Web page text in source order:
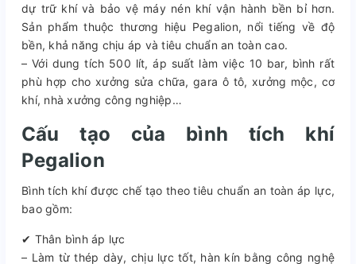
dự trữ khí và bảo vệ máy nén khí vận hành bền bỉ hơn.
Sản phẩm thuộc thương hiệu Pegalion, nổi tiếng về độ
bền, khả năng chịu áp và tiêu chuẩn an toàn cao.
– Với dung tích 500 lít, áp suất làm việc 10 bar, bình rất
phù hợp cho xưởng sửa chữa, gara ô tô, xưởng mộc, cơ
khí, nhà xưởng công nghiệp…
Cấu tạo của bình tích khí
Pegalion
Bình tích khí được chế tạo theo tiêu chuẩn an toàn áp lực,
bao gồm:
✔ Thân bình áp lực
– Làm từ thép dày, chịu lực tốt, hàn kín bằng công nghệ